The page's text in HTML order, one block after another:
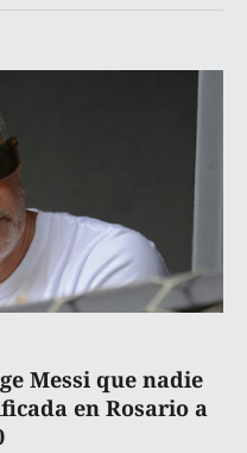
Messi que nadie
en Rosario a